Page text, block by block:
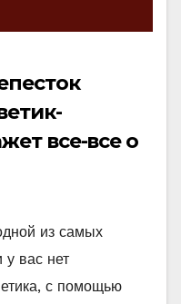
все-все о
из самых
у вас нет
с помощью